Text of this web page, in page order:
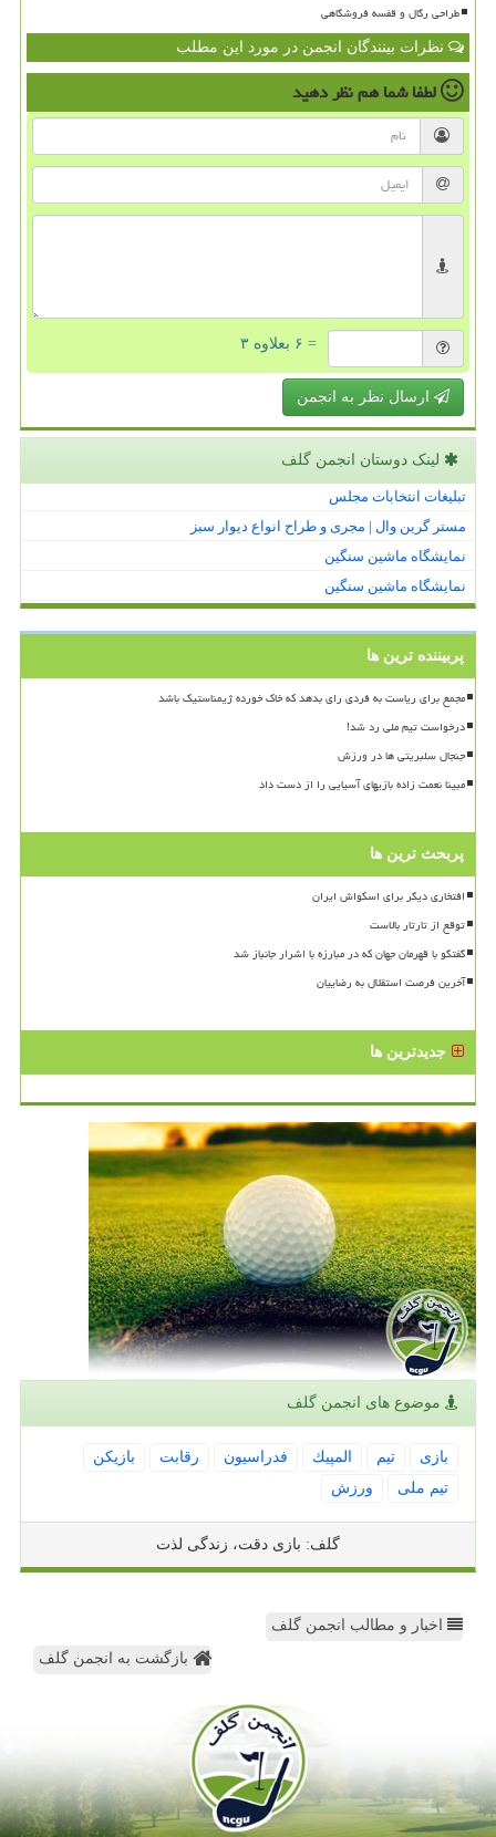
طراحی رگال و قفسه فروشگاهی
نظرات بینندگان انجمن در مورد این مطلب
لطفا شما همنظر دهید
= ۶ بعلاوه ۳
ارسال نظر به انجمن
لینک دوستان انجمن گلف
تبلیغات انتخابات مجلس
مستر گرین وال | مجری و طراح انواع دیوار سبز
نمایشگاه ماشین سنگین
نمایشگاه ماشین سنگین
پربیننده ترین ها
مجمع برای ریاست به فردی رای بدهد که خاک خورده ژیمناستیک باشد
درخواست تیم ملی رد شد!
جنجال سلبریتی ها در ورزش
مبینا نعمت زاده بازیهای آسیایی را از دست داد
پربحث ترین ها
افتخاری دیگر برای اسکواش ایران
توقع از تارتار بالاست
گفتگو با قهرمان جهان که در مبارزه با اشرار جانباز شد
آخرین فرصت استقلال به رضاییان
جدیدترین ها
موضوع های انجمن گلف
بازی تیم المپیك فدراسیون رقابت
بازیكن
تیم ملی
ورزش
گلف: بازی دقت، زندگی لذت
اخبار و مطالب انجمن گلف
بازگشت به انجمن گلف